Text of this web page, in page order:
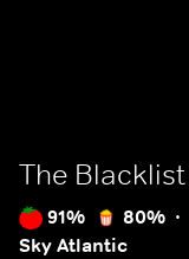
The Blacklist
91% 80%
Sky Atlantic